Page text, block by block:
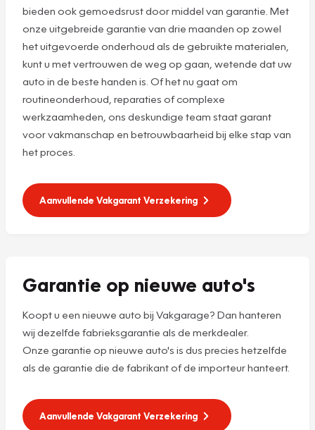
bieden ook gemoedsrust door middel van garantie. Met
onze uitgebreide garantie van drie maanden op zowel
het uitgevoerde onderhoud als de gebruikte materialen,
kunt u met vertrouwen de weg op gaan, wetende dat uw
auto in de beste handen is. Of het nu gaat om
routineonderhoud, reparaties of complexe
werkzaamheden, ons deskundige team staat garant
voor vakmanschap en betrouwbaarheid bij elke stap van
het proces.
Aanvullende Vakgarant Verzekering
Garantie op nieuwe auto's
Koopt u een nieuwe auto bij Vakgarage? Dan hanteren
wij dezelfde fabrieksgarantie als de merkdealer.
Onze garantie op nieuwe auto's is dus precies hetzelfde
als de garantie die de fabrikant of de importeur hanteert.
Aanvullende Vakgarant Verzekering